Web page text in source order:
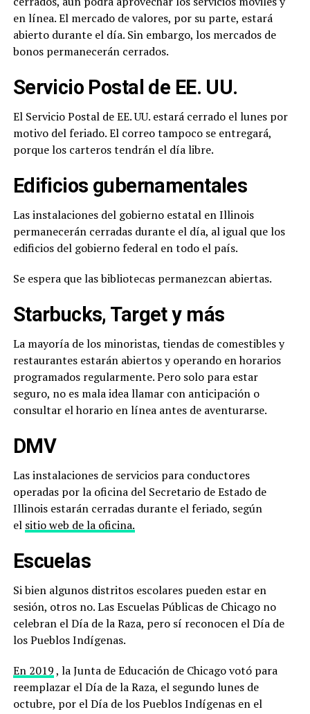
en línea. El mercado de valores, por su parte, estará
abierto durante el día. Sin embargo, los mercados de
bonos permanecerán cerrados.
Servicio Postal de EE. UU.
El Servicio Postal de EE. UU. estará cerrado el lunes por
motivo del feriado. El correo tampoco se entregará,
porque los carteros tendrán el día libre.
Edificios gubernamentales
Las instalaciones del gobierno estatal en Illinois
permanecerán cerradas durante el día, al igual que los
edificios del gobierno federal en todo el país.
Se espera que las bibliotecas permanezcan abiertas.
Starbucks, Target y más
La mayoría de los minoristas, tiendas de comestibles y
restaurantes estarán abiertos y operando en horarios
programados regularmente. Pero solo para estar
seguro, no es mala idea llamar con anticipación o
consultar el horario en línea antes de aventurarse.
DMV
Las instalaciones de servicios para conductores
operadas por la oficina del Secretario de Estado de
Illinois estarán cerradas durante el feriado, según
el sitio web de la oficina.
Escuelas
Si bien algunos distritos escolares pueden estar en
sesión, otros no. Las Escuelas Públicas de Chicago no
celebran el Día de la Raza, pero sí reconocen el Día de
los Pueblos Indígenas.
En 2019, la Junta de Educación de Chicago votó para
reemplazar el Día de la Raza, el segundo lunes de
octubre, por el Día de los Pueblos Indígenas en el